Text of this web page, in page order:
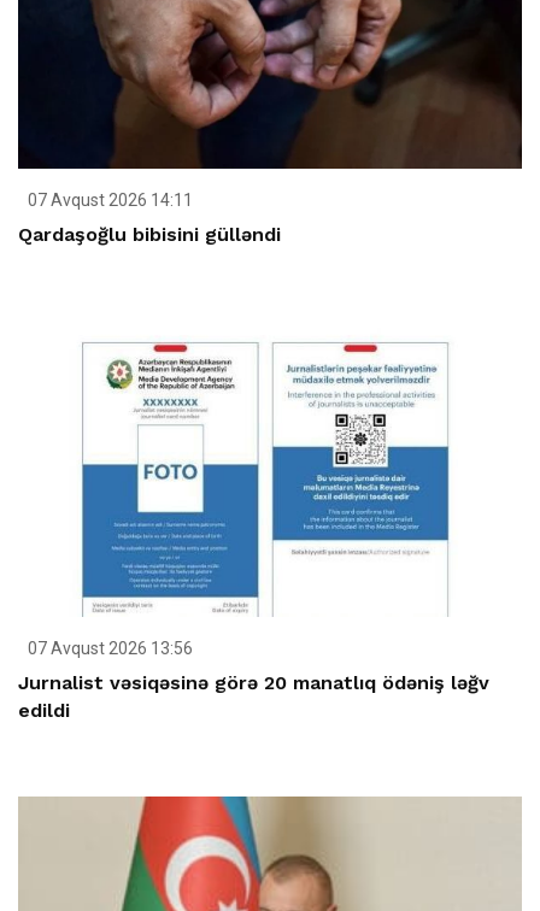
07 Avqust 2026 14:11
Qardaşoğlu bibisini gülləndi
07 Avqust 2026 13:56
Jurnalist vəsiqəsinə görə 20 manatlıq ödəniş ləğv
edildi